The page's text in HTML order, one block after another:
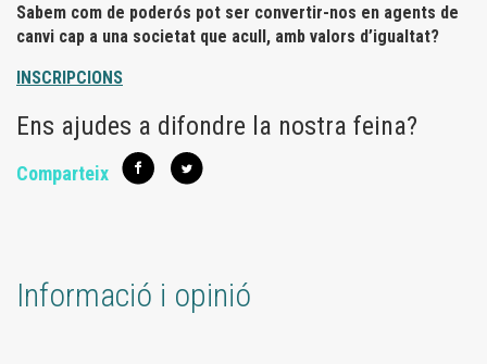
Sabem com de poderós pot ser convertir-nos en agents de
canvi cap a una societat que acull, amb valors d’igualtat?
INSCRIPCIONS
Ens ajudes a difondre la nostra feina?
Comparteix
Informació i opinió